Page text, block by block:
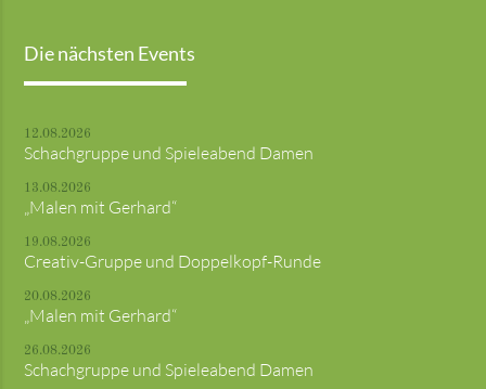
Die nächsten Events
12.08.2026
Schachgruppe und Spieleabend Damen
13.08.2026
„Malen mit Gerhard“
19.08.2026
Creativ-Gruppe und Doppelkopf-Runde
20.08.2026
„Malen mit Gerhard“
26.08.2026
Schachgruppe und Spieleabend Damen